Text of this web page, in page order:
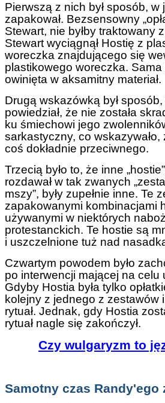
Pierwszą z nich był sposób, w
zapakował. Bezsensowny
Stewart, nie byłby traktowany
Stewart wyciągnął Hostię z
woreczka znajdującego się
plastikowego woreczka. Sama
owinięta w aksamitny materiał.
Drugą wskazówką był
powiedział, że nie została
ku śmiechowi jego
sarkastyczny, co wskazywało,
coś dokładnie przeciwnego.
Trzecią było to, że inne
rozdawał w tak zwanych
mszy”, były zupełnie inne. Te
zapakowanymi kombinacjami
używanymi w niektórych
protestanckich. Te hostie są
i uszczelnione tuż nad
Czwartym powodem było
po interwencji mającej na celu
Gdyby Hostia była tylko
kolejny z jednego z zestawów
rytuał. Jednak, gdy Hostia
rytuał nagle się zakończył.
Czy wulgaryzm to
Samotny czas Randy'ego